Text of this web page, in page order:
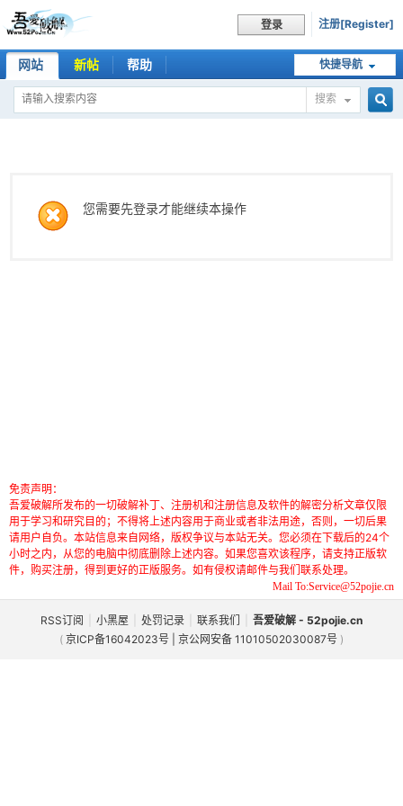
登录 注册[Register]
快捷导航
网站 新帖 帮助
搜索
您需要先登录才能继续本操作
免责声明：
吾爱破解所发布的一切破解补丁、注册机和注册信息及软件的解密分析文章仅限
用于学习和研究目的；不得将上述内容用于商业或者非法用途，否则，一切后果
请用户自负。本站信息来自网络，版权争议与本站无关。您必须在下载后的24个
小时之内，从您的电脑中彻底删除上述内容。如果您喜欢该程序，请支持正版软
件，购买注册，得到更好的正版服务。如有侵权请邮件与我们联系处理。
Mail To:Service@52pojie.cn
RSS订阅 小黑屋 处罚记录 联系我们
吾爱破解 - 52pojie.cn
( 京ICP备16042023号 | 京公网安备 11010502030087号 )